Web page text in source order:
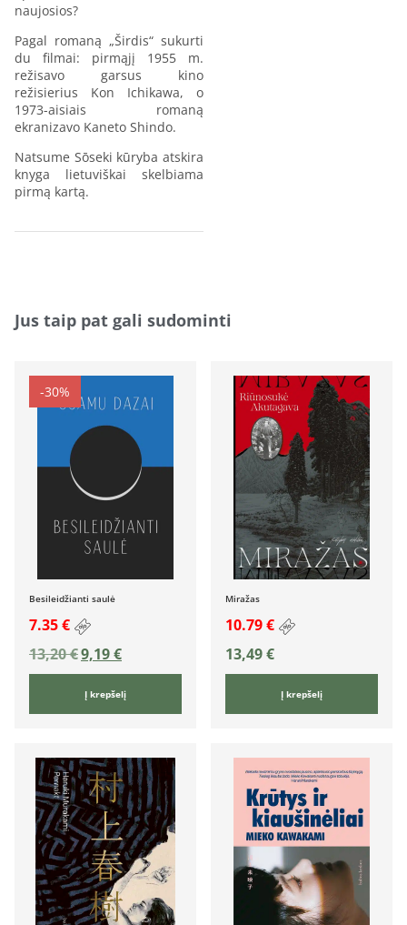
naujosios?
Pagal romaną „Širdis“ sukurti
du filmai: pirmąjį 1955 m.
režisavo garsus kino
režisierius Kon Ichikawa, o
1973-aisiais romaną
ekranizavo Kaneto Shindo.
Natsume Sōseki kūryba atskira
knyga lietuviškai skelbiama
pirmą kartą.
Jus taip pat gali sudominti
-30%
Besileidžianti saulė
7.35 €
13,20€9,19€
Į krepšelį
Miražas
10.79 €
13,49€
Į krepšelį